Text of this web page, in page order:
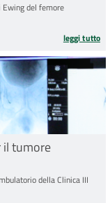
del femore
leggi tutto
il tumore
della Clinica III